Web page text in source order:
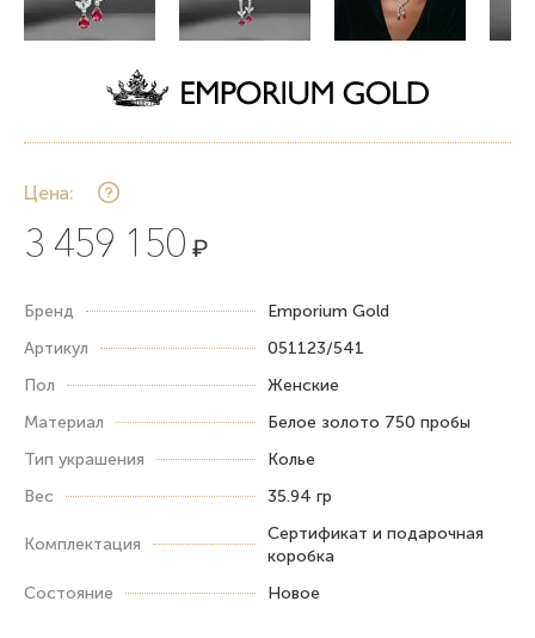
Цена:
3 459 150 ₽
Бренд
Emporium Gold
Артикул
051123/541
Пол
Женские
Материал
Белое золото 750 пробы
Тип украшения
Колье
Вес
35.94 гр
Комплектация
Сертификат и подарочная
коробка
Состояние
Новое